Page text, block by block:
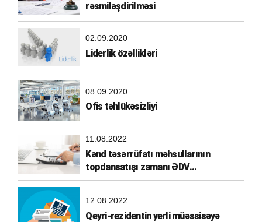
rəsmiləşdirilməsi
02.09.2020
Liderlik özəllikləri
08.09.2020
Ofis təhlükəsizliyi
11.08.2022
Kənd təsərrüfatı məhsullarının
topdansatışı zamanı ƏDV
hesablanması
12.08.2022
Qeyri-rezidentin yerli müəssisəyə